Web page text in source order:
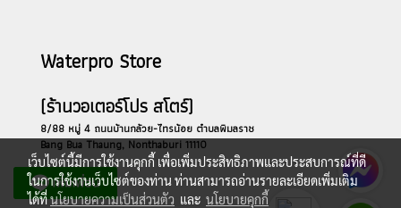
Waterpro Store
(ร้านวอเตอร์โปร สโตร์)
8/88 หมู่ 4 ถนนบ้านกล้วย-ไทรน้อย ตำบลพิมลราช
Bang Bua Thaung, Nonthaburi 11110
เว็บไซต์นี้มีการใช้งานคุกกี้ เพื่อเพิ่มประสิทธิภาพและประสบการณ์ที่ดี
ในการใช้งานเว็บไซต์ของท่าน ท่านสามารถอ่านรายละเอียดเพิ่มเติม
ได้ที่นโยบายความเป็นส่วนตัว และ นโยบายคุกกี้